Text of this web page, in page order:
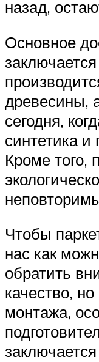
назад,
Основное
древесины,
сегодня,
синтетика и
Кроме того,
Чтобы
нас как
обратить
качество,
монтажа,